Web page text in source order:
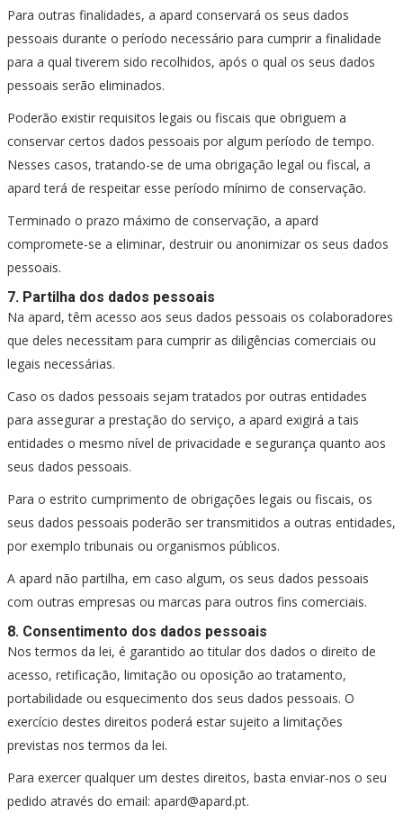
Para outras finalidades, a apard conservará os seus dados
pessoais durante o período necessário para cumprir a finalidade
para a qual tiverem sido recolhidos, após o qual os seus dados
pessoais serão eliminados.
Poderão existir requisitos legais ou fiscais que obriguem a
conservar certos dados pessoais por algum período de tempo.
Nesses casos, tratando-se de uma obrigação legal ou fiscal, a
apard terá de respeitar esse período mínimo de conservação.
Terminado o prazo máximo de conservação, a apard
compromete-se a eliminar, destruir ou anonimizar os seus dados
pessoais.
7. Partilha dos dados pessoais
Na apard, têm acesso aos seus dados pessoais os colaboradores
que deles necessitam para cumprir as diligências comerciais ou
legais necessárias.
Caso os dados pessoais sejam tratados por outras entidades
para assegurar a prestação do serviço, a apard exigirá a tais
entidades o mesmo nível de privacidade e segurança quanto aos
seus dados pessoais.
Para o estrito cumprimento de obrigações legais ou fiscais, os
seus dados pessoais poderão ser transmitidos a outras entidades,
por exemplo tribunais ou organismos públicos.
A apard não partilha, em caso algum, os seus dados pessoais
com outras empresas ou marcas para outros fins comerciais.
8. Consentimento dos dados pessoais
Nos termos da lei, é garantido ao titular dos dados o direito de
acesso, retificação, limitação ou oposição ao tratamento,
portabilidade ou esquecimento dos seus dados pessoais. O
exercício destes direitos poderá estar sujeito a limitações
previstas nos termos da lei.
Para exercer qualquer um destes direitos, basta enviar-nos o seu
pedido através do email: apard@apard.pt.